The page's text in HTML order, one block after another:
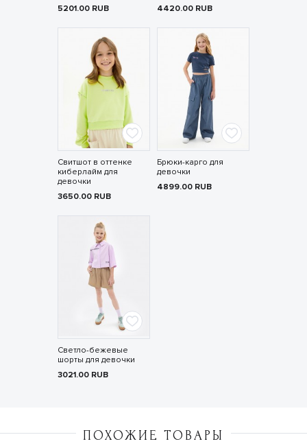
5201.00 RUB
4420.00 RUB
Свитшот в оттенке
киберлайм для
девочки
3650.00 RUB
Брюки-карго для
девочки
4899.00 RUB
Светло-бежевые
шорты для девочки
3021.00 RUB
ПОХОЖИЕ ТОВАРЫ